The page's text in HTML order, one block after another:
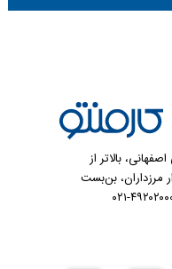
بالاتر از
مرزداران، بن‌بست